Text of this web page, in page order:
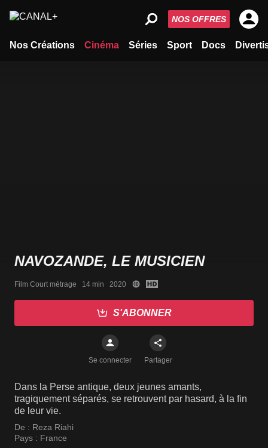
Nos Créations Cinéma Séries Sport Docs
NOS OFFRES
NAVOZANDE, LE MUSICIEN
Film Court métrage   14 min   2020
S'ABONNER
Se connecter Partager
Dans la Perse antique, deux jeunes amants,
tragiquement séparés, se retrouvent par hasard, à la fin
de leur vie.
De : Reza Riahi
Pays : France